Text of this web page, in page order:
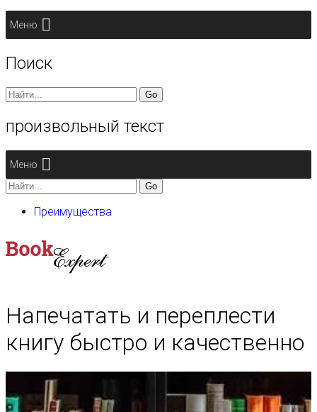
Меню
Поиск
Search
for:
произвольный текст
Меню
Search
for:
Преимущества
Напечатать и переплести
книгу быстро и качественно